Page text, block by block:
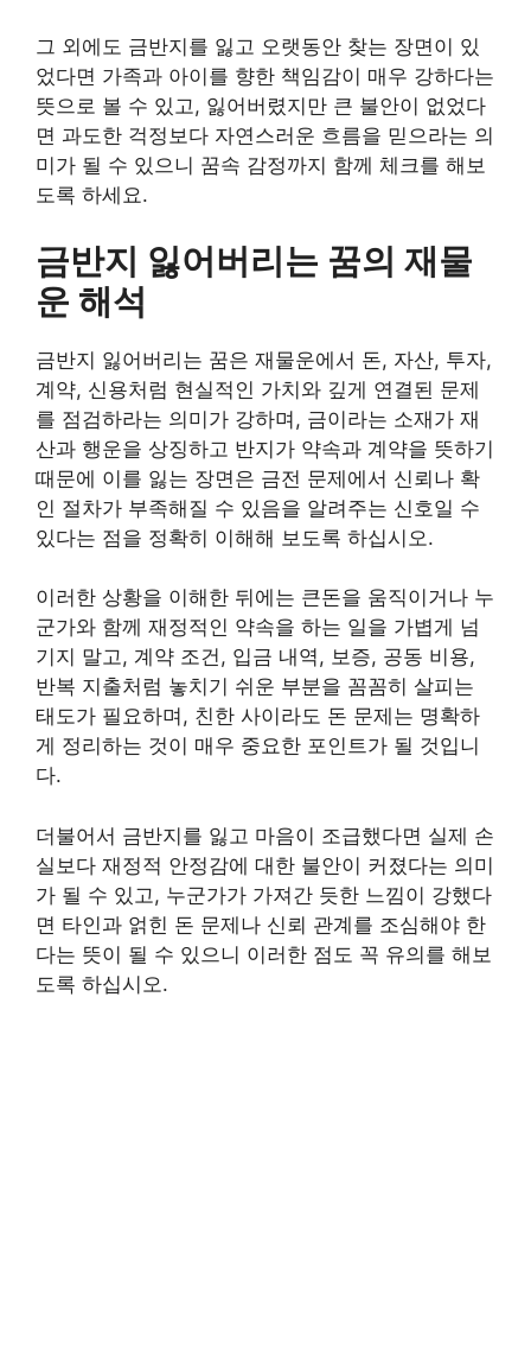
그 외에도 금반지를 잃고 오랫동안 찾는 장면이 있
었다면 가족과 아이를 향한 책임감이 매우 강하다는
뜻으로 볼 수 있고, 잃어버렸지만 큰 불안이 없었다
면 과도한 걱정보다 자연스러운 흐름을 믿으라는 의
미가 될 수 있으니 꿈속 감정까지 함께 체크를 해보
도록 하세요.
금반지 잃어버리는 꿈의 재물
운 해석
금반지 잃어버리는 꿈은 재물운에서 돈, 자산, 투자,
계약, 신용처럼 현실적인 가치와 깊게 연결된 문제
를 점검하라는 의미가 강하며, 금이라는 소재가 재
산과 행운을 상징하고 반지가 약속과 계약을 뜻하기
때문에 이를 잃는 장면은 금전 문제에서 신뢰나 확
인 절차가 부족해질 수 있음을 알려주는 신호일 수
있다는 점을 정확히 이해해 보도록 하십시오.
이러한 상황을 이해한 뒤에는 큰돈을 움직이거나 누
군가와 함께 재정적인 약속을 하는 일을 가볍게 넘
기지 말고, 계약 조건, 입금 내역, 보증, 공동 비용,
반복 지출처럼 놓치기 쉬운 부분을 꼼꼼히 살피는
태도가 필요하며, 친한 사이라도 돈 문제는 명확하
게 정리하는 것이 매우 중요한 포인트가 될 것입니
다.
더불어서 금반지를 잃고 마음이 조급했다면 실제 손
실보다 재정적 안정감에 대한 불안이 커졌다는 의미
가 될 수 있고, 누군가가 가져간 듯한 느낌이 강했다
면 타인과 얽힌 돈 문제나 신뢰 관계를 조심해야 한
다는 뜻이 될 수 있으니 이러한 점도 꼭 유의를 해보
도록 하십시오.